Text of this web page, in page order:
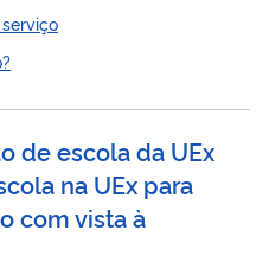
de escola da UEx
na UEx para
com vista à